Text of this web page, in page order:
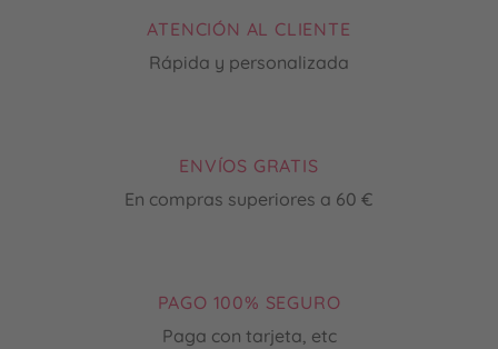
ATENCIÓN AL CLIENTE
Rápida y personalizada
ENVÍOS GRATIS
En compras superiores a 60 €
PAGO 100% SEGURO
Paga con tarjeta, etc